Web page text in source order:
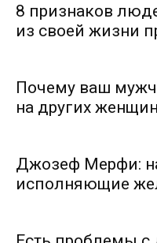
8 признаков
из своей жизни
Почему ваш
на других
Джозеф Мерфи:
исполняющие